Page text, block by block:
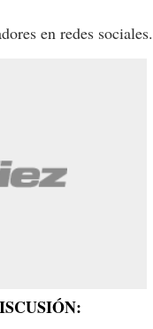
en redes sociales.